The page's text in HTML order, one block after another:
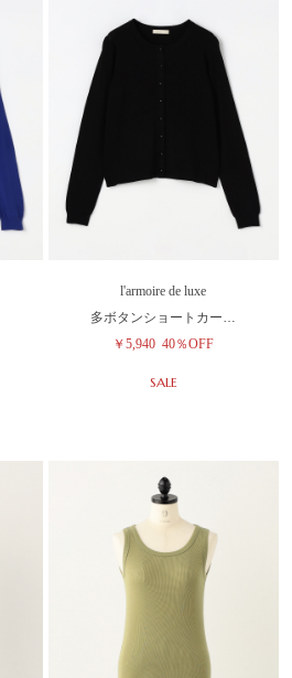
l'armoire de luxe
多ボタンショートカー…
￥5,940 40％OFF
SALE